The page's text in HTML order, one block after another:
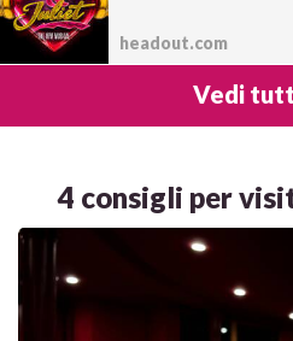
headout.com
Vedi
4 consigli per